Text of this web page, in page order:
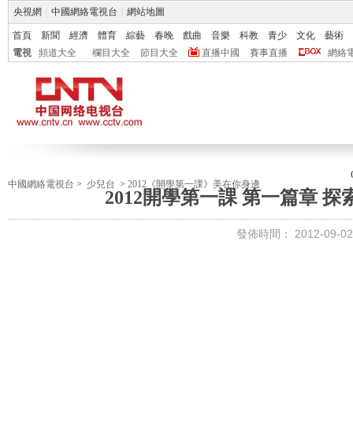
央視網 中國網絡電視台 網站地圖
首頁 新聞 經濟 體育 綜藝 春晚 戲曲 音樂 科教 青少 文化
藝術
電視
頻道大全 欄目大全 節目大全 直播中國 賽事直播 網絡
中國網絡電視台 > 少兒台 > 2012《開學第一課》美在你身邊
2012開學第一課 第一篇章 探
發佈時間： 2012-09-